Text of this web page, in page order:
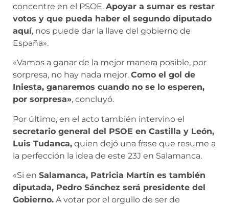
concentre en el PSOE. Apoyar a sumar es restar
votos y que pueda haber el segundo diputado
aquí, nos puede dar la llave del gobierno de
España».
«Vamos a ganar de la mejor manera posible, por
sorpresa, no hay nada mejor. Como el gol de
Iniesta, ganaremos cuando no se lo esperen,
por sorpresa», concluyó.
Por último, en el acto también intervino el
secretario general del PSOE en Castilla y León,
Luis Tudanca, quien dejó una frase que resume a
la perfección la idea de este 23J en Salamanca.
«Si en Salamanca, Patricia Martín es también
diputada, Pedro Sánchez será presidente del
Gobierno. A votar por el orgullo de ser de